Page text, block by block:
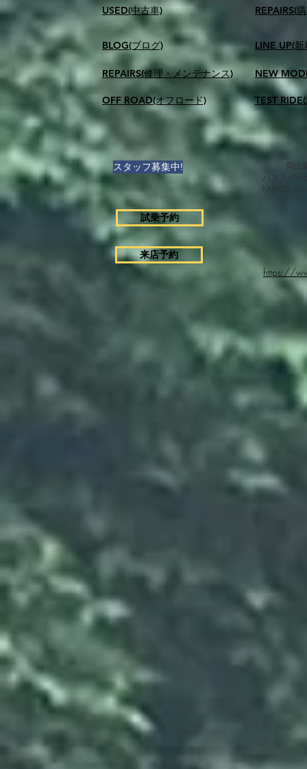
USED(中古車)
BLOG(ブログ)
REPAIRS(修理・メンテナンス)
OFF ROAD(オフロード)
​REPAIRS(
LINE UP(
NEW
TEST
スタッフ募集中!
試乗予約
来店予約
岡山
ハスクバー
FAX/TEL
https://